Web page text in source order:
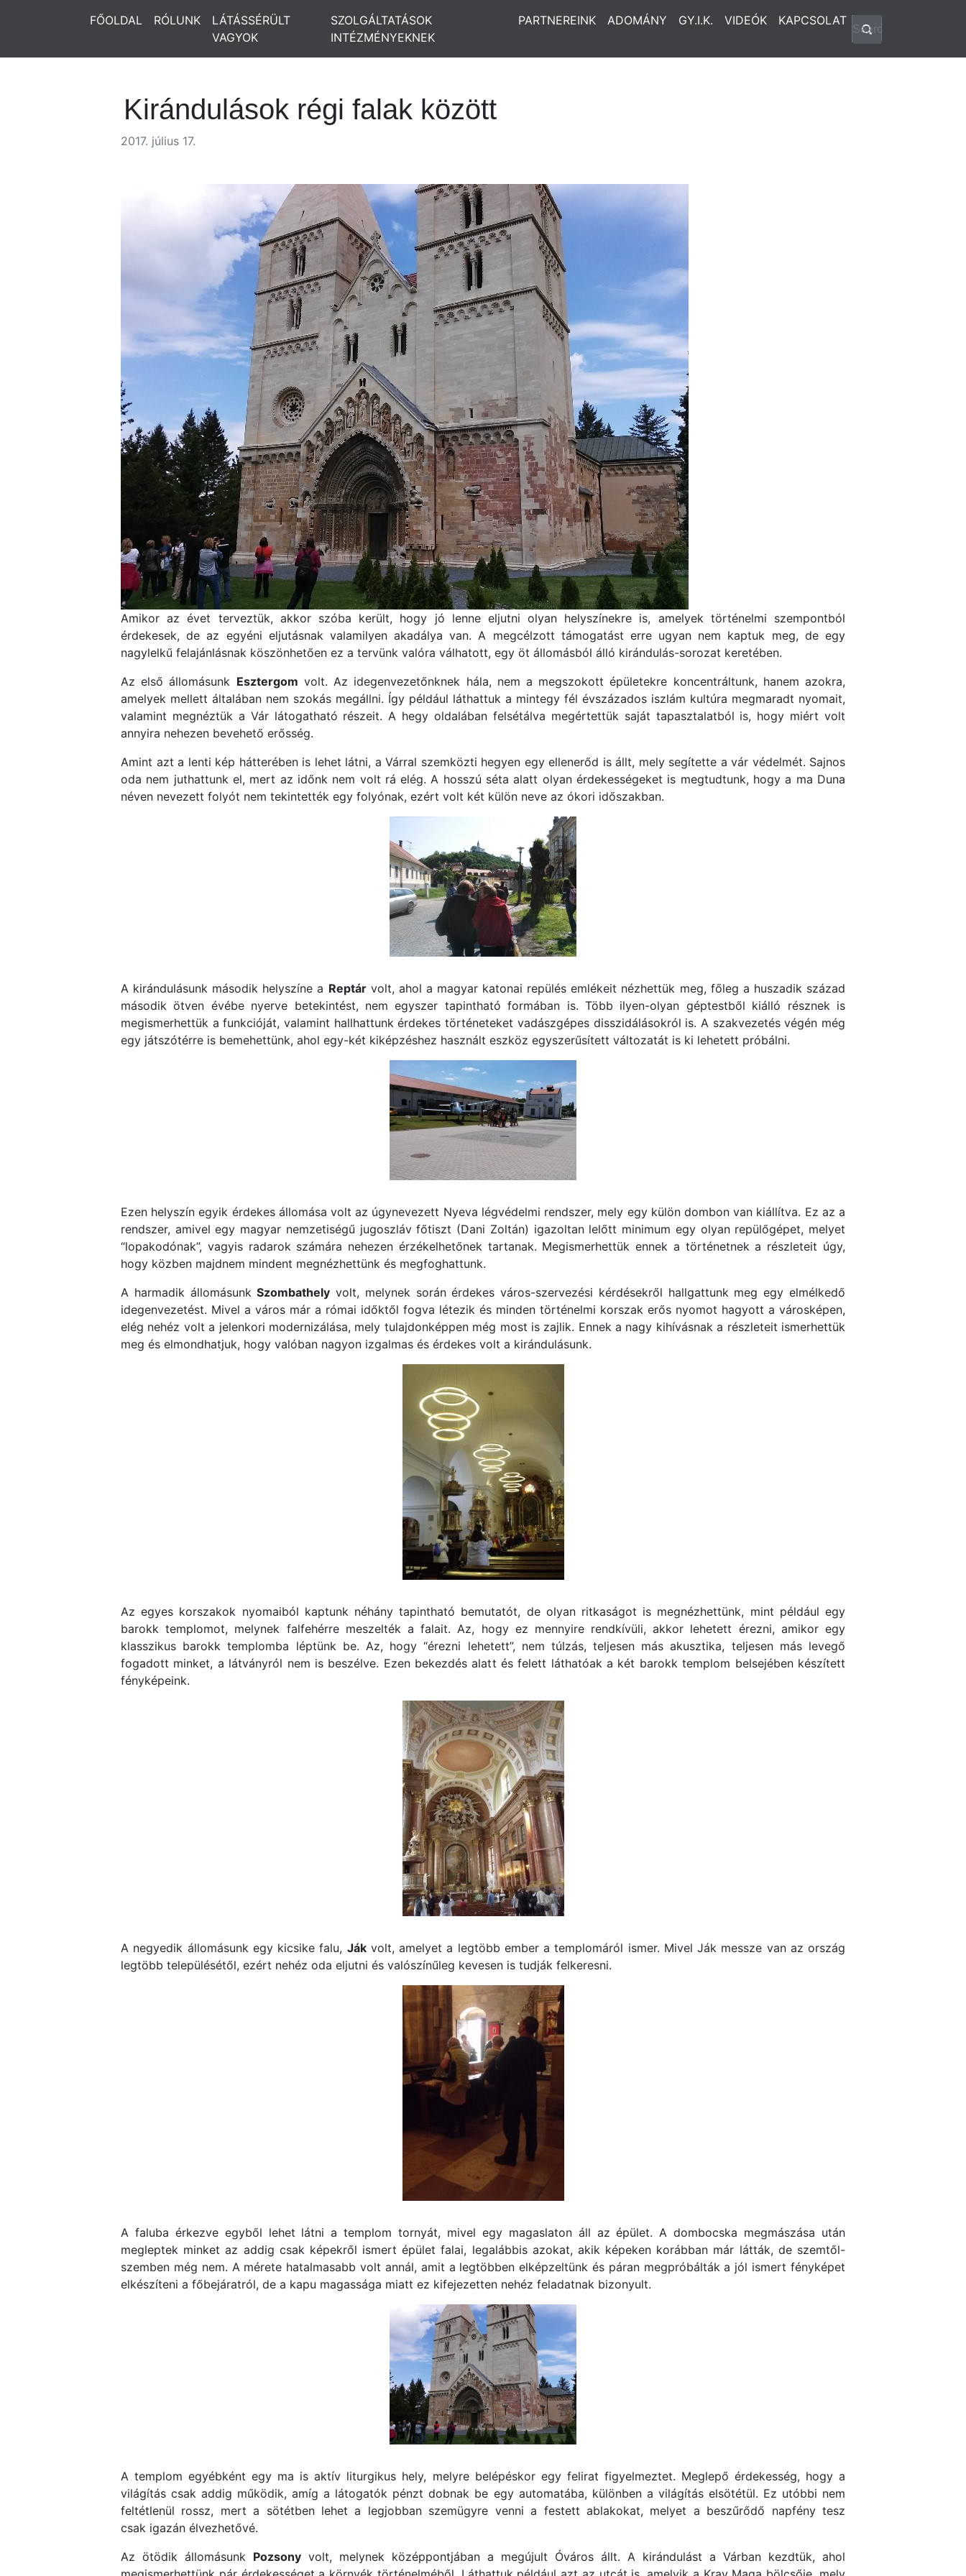
FŐOLDAL RÓLUNK
LÁTÁSSÉRÜLT
VAGYOK
SZOLGÁLTATÁSOK
INTÉZMÉNYEKNEK
PARTNEREINK ADOMÁNY GY.I.K. VIDEÓK KAPCSOLAT
Kirándulások régi falak között
2017. július 17.
Amikor az évet terveztük, akkor szóba került, hogy jó lenne eljutni olyan helyszínekre is, amelyek történelmi szempontból
érdekesek, de az egyéni eljutásnak valamilyen akadálya van. A megcélzott támogatást erre ugyan nem kaptuk meg, de egy
nagylelkű felajánlásnak köszönhetően ez a tervünk valóra válhatott, egy öt állomásból álló kirándulás-sorozat keretében.
Az első állomásunk Esztergom volt. Az idegenvezetőnknek hála, nem a megszokott épületekre koncentráltunk, hanem azokra,
amelyek mellett általában nem szokás megállni. Így például láthattuk a mintegy fél évszázados iszlám kultúra megmaradt nyomait,
valamint megnéztük a Vár látogatható részeit. A hegy oldalában felsétálva megértettük saját tapasztalatból is, hogy miért volt
annyira nehezen bevehető erősség.
Amint azt a lenti kép hátterében is lehet látni, a Várral szemközti hegyen egy ellenerőd is állt, mely segítette a vár védelmét. Sajnos
oda nem juthattunk el, mert az időnk nem volt rá elég. A hosszú séta alatt olyan érdekességeket is megtudtunk, hogy a ma Duna
néven nevezett folyót nem tekintették egy folyónak, ezért volt két külön neve az ókori időszakban.
A kirándulásunk második helyszíne a Reptárvolt, ahol a magyar katonai repülés emlékeit nézhettük meg, főleg a huszadik század
második ötven évébe nyerve betekintést, nem egyszer tapintható formában is. Több ilyen-olyan géptestből kiálló résznek is
megismerhettük a funkcióját, valamint hallhattunk érdekes történeteket vadászgépes disszidálásokról is. A szakvezetés végén még
egy játszótérre is bemehettünk, ahol egy-két kiképzéshez használt eszköz egyszerűsített változatát is ki lehetett próbálni.
Ezen helyszín egyik érdekes állomása volt az úgynevezett Nyeva légvédelmi rendszer, mely egy külön dombon van kiállítva. Ez az a
rendszer, amivel egy magyar nemzetiségű jugoszláv főtiszt (Dani Zoltán) igazoltan lelőtt minimum egy olyan repülőgépet, melyet
“lopakodónak”, vagyis radarok számára nehezen érzékelhetőnek tartanak. Megismerhettük ennek a történetnek a részleteit úgy,
hogy közben majdnem mindent megnézhettünk és megfoghattunk.
A harmadik állomásunkSzombathely volt, melynek során érdekes város-szervezési kérdésekről hallgattunk meg egy elmélkedő
idegenvezetést. Mivel a város már a római időktől fogva létezik és minden történelmi korszak erős nyomot hagyott a városképen,
elég nehéz volt a jelenkori modernizálása, mely tulajdonképpen még most is zajlik. Ennek a nagy kihívásnak a részleteit ismerhettük
meg és elmondhatjuk, hogy valóban nagyon izgalmas és érdekes volt a kirándulásunk.
Az egyes korszakok nyomaiból kaptunk néhány tapintható bemutatót, de olyan ritkaságot is megnézhettünk, mint például egy
barokk templomot, melynek falfehérre meszelték a falait. Az, hogy ez mennyire rendkívüli, akkor lehetett érezni, amikor egy
klasszikus barokk templomba léptünk be. Az, hogy “érezni lehetett”, nem túlzás, teljesen más akusztika, teljesen más levegő
fogadott minket, a látványról nem is beszélve. Ezen bekezdés alatt és felett láthatóak a két barokk templom belsejében készített
fényképeink.
A negyedik állomásunk egy kicsike falu, Jákvolt, amelyet a legtöbb ember a templomáról ismer. Mivel Ják messze van az ország
legtöbb településétől, ezért nehéz oda eljutni és valószínűleg kevesen is tudják felkeresni.
A faluba érkezve egyből lehet látni a templom tornyát, mivel egy magaslaton áll az épület. A dombocska megmászása után
megleptek minket az addig csak képekről ismert épület falai, legalábbis azokat, akik képeken korábban már látták, de szemtől-
szemben még nem. A mérete hatalmasabb volt annál, amit a legtöbben elképzeltünk és páran megpróbálták a jól ismert fényképet
elkészíteni a főbejáratról, de a kapu magassága miatt ez kifejezetten nehéz feladatnak bizonyult.
A templom egyébként egy ma is aktív liturgikus hely, melyre belépéskor egy felirat figyelmeztet. Meglepő érdekesség, hogy a
világítás csak addig működik, amíg a látogatók pénzt dobnak be egy automatába, különben a világítás elsötétül. Ez utóbbi nem
feltétlenül rossz, mert a sötétben lehet a legjobban szemügyre venni a festett ablakokat, melyet a beszűrődő napfény tesz
csak igazán élvezhetővé.
Az ötödik állomásunk Pozsony volt, melynek középpontjában a megújult Óváros állt. A kirándulást a Várban kezdtük, ahol